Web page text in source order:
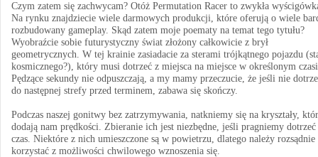
Czym zatem się zachwycam? Otóż Permutation Racer to zwykła
Na rynku znajdziecie wiele darmowych produkcji, które oferują o wiele
rozbudowany gameplay. Skąd zatem moje poematy na temat tego tytułu?
Wyobraźcie sobie futurystyczny świat złożony całkowicie z brył
geometrycznych. W tej krainie zasiadacie za sterami trójkątnego pojazdu
kosmicznego?), który musi dotrzeć z miejsca na miejsce w określonym
Pędzące sekundy nie odpuszczają, a my mamy przeczucie, że jeśli nie
do następnej strefy przed terminem, zabawa się skończy.
Podczas naszej gonitwy bez zatrzymywania, natkniemy się na kryształy,
dodają nam prędkości. Zbieranie ich jest niezbędne, jeśli pragniemy dotrzeć
czas. Niektóre z nich umieszczone są w powietrzu, dlatego należy rozsądnie
korzystać z możliwości chwilowego wznoszenia się.